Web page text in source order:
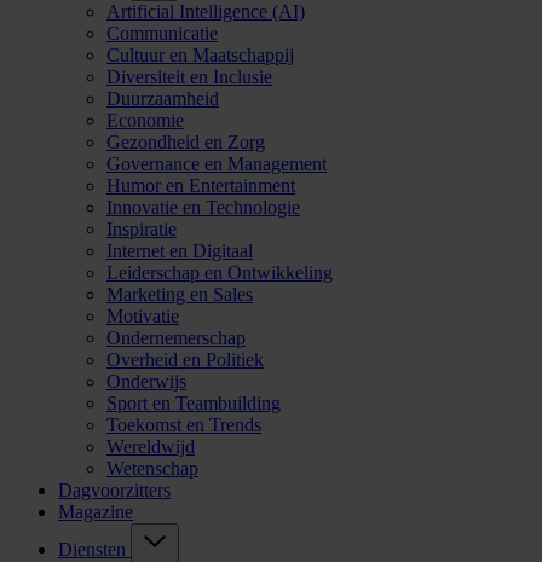
Artificial Intelligence (AI)
Communicatie
Cultuur en Maatschappij
Diversiteit en Inclusie
Duurzaamheid
Economie
Gezondheid en Zorg
Governance en Management
Humor en Entertainment
Innovatie en Technologie
Inspiratie
Internet en Digitaal
Leiderschap en Ontwikkeling
Marketing en Sales
Motivatie
Ondernemerschap
Overheid en Politiek
Onderwijs
Sport en Teambuilding
Toekomst en Trends
Wereldwijd
Wetenschap
Dagvoorzitters
Magazine
Diensten